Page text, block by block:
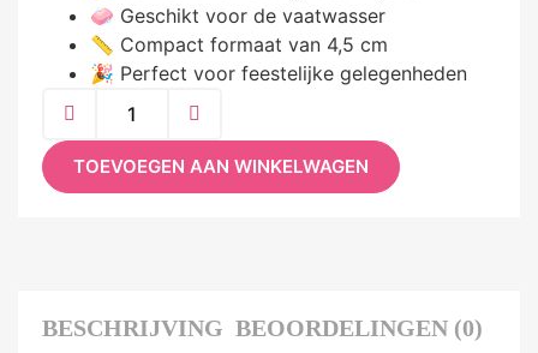
🧼 Geschikt voor de vaatwasser
📏 Compact formaat van 4,5 cm
🎉 Perfect voor feestelijke gelegenheden
TOEVOEGEN AAN WINKELWAGEN
BESCHRIJVING BEOORDELINGEN (0)